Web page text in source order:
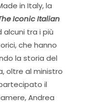
in Italy, la
Iconic Italian
tra i più
che hanno
la storia del
oltre al ministro
il
Andrea